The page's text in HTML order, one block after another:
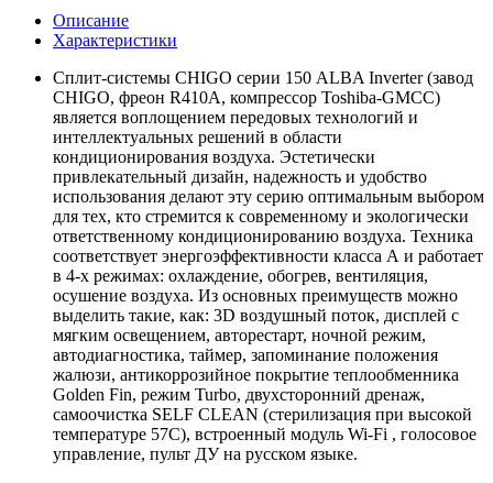
Описание
Характеристики
Сплит-системы CHIGO серии 150 ALBA Inverter (завод
CHIGO, фреон R410A, компрессор Toshiba-GMCC)
является воплощением передовых технологий и
интеллектуальных решений в области
кондиционирования воздуха. Эстетически
привлекательный дизайн, надежность и удобство
использования делают эту серию оптимальным выбором
для тех, кто стремится к современному и экологически
ответственному кондиционированию воздуха. Техника
соответствует энергоэффективности класса А и работает
в 4-х режимах: охлаждение, обогрев, вентиляция,
осушение воздуха. Из основных преимуществ можно
выделить такие, как: 3D воздушный поток, дисплей с
мягким освещением, авторестарт, ночной режим,
автодиагностика, таймер, запоминание положения
жалюзи, антикоррозийное покрытие теплообменника
Golden Fin, режим Turbo, двухсторонний дренаж,
самоочистка SELF CLEAN (стерилизация при высокой
температуре 57С), встроенный модуль Wi-Fi , голосовое
управление, пульт ДУ на русском языке.